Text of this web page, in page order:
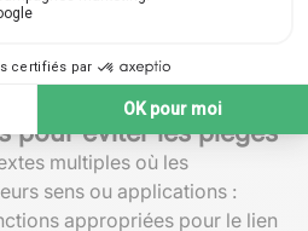
changent de sens
Ici, la conjonction
dans le passé.
pour éviter les pièges
multiples où les
sens ou applications :
appropriées pour le lien